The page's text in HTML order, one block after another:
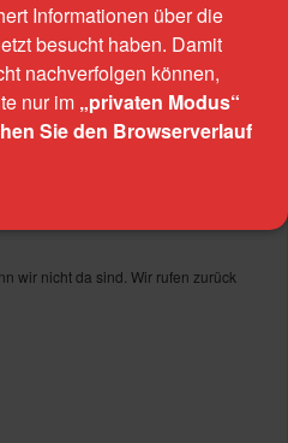
wir nicht da sind. Wir rufen zurück
Informationen über die
besucht haben. Damit
nachverfolgen können,
nur im „privaten Modus“
Sie den Browserverlauf